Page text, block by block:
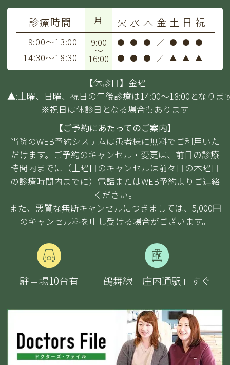
診療時間 月 火 水 木 金 土 日 祝
9:00～13:00 9:00
～
16:00
● ● ● ／ ● ● ●
14:30～18:30 ● ● ● ／ ▲ ▲ ▲
【休診日】金曜
▲:土曜、日曜、祝日の午後診療は14:00～18:00となりま
※祝日は休診日となる場合もあります
【ご予約にあたってのご案内】
当院のWEB予約システムは患者様に無料でご利用いた
だけます。ご予約のキャンセル・変更は、前日の診療
時間内までに（土曜日のキャンセルは前々日の木曜日
の診療時間内までに）電話またはWEB予約よりご連絡
ください。
また、悪質な無断キャンセルにつきましては、5,000円
のキャンセル料を申し受ける場合がございます。
駐車場10台有 鶴舞線「庄内通駅」すぐ